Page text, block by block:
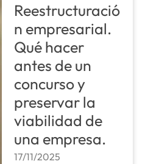
Reestructuració
n empresarial.
Qué hacer
antes de un
concurso y
preservar la
viabilidad de
una empresa.
17/11/2025